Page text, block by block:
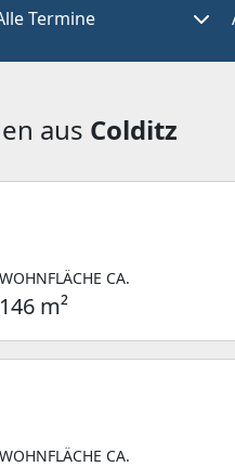
Termine
aus Colditz
WOHNFLÄCHE CA.
146 m²
WOHNFLÄCHE CA.